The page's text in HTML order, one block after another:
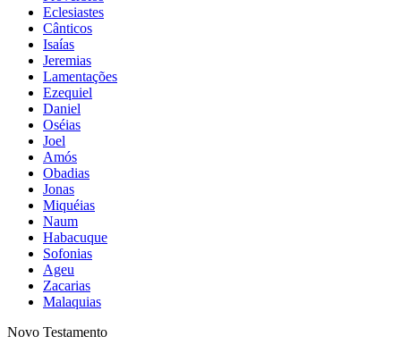
Eclesiastes
Cânticos
Isaías
Jeremias
Lamentações
Ezequiel
Daniel
Oséias
Joel
Amós
Obadias
Jonas
Miquéias
Naum
Habacuque
Sofonias
Ageu
Zacarias
Malaquias
Novo Testamento